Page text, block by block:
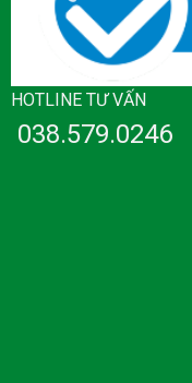
HOTLINE TƯ VẤN
038.579.0246